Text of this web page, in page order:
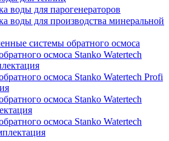
воды для парогенераторов
воды для производства минеральной
системы обратного осмоса
осмоса Stanko Watertech
осмоса Stanko Watertech Profi
осмоса Stanko Watertech
осмоса Stanko Watertech